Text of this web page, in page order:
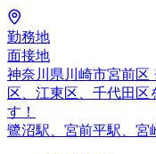
勤務地
面接地
神奈川県川崎市宮前
区、江東区、千代田区
す！
鷺沼駅、宮前平駅、宮